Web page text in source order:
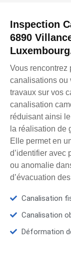
Inspection
6890
Vous rencontrez
canalisations ou
travaux sur vos
canalisation
réduisant ainsi
la réalisation de
Elle permet en
d’identifier avec
ou anomalie
d’évacuation
Canalisation
Canalisation
Déformation